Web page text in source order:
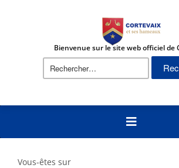
Bienvenue sur le site web officiel de
Rechercher :
Vous-êtes sur